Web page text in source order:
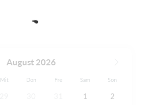
August 2026
Mit Don Fre Sam Son
1 2